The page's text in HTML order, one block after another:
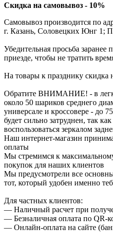
Скидка на самовывоз - 10%
Самовывоз производится по
г. Казань, Соловецких Юнг 1;
Убедительная просьба
приезде, чтобы не тратить
На товары к празднику скидка
Обратите ВНИМАНИЕ! - в
около 50 шариков среднего
универсале и кроссовере - до
будет сильно затруднен, так
воспользоваться зеркалом
Наш интернет-магазин
оплаты
Мы стремимся к
покупок для наших клиентов
Мы предусмотрели все
тот, который удобен именно
Для частных клиентов:
— Наличный расчет при
— Безналичная оплата по QR-
— Онлайн-оплата на сайте